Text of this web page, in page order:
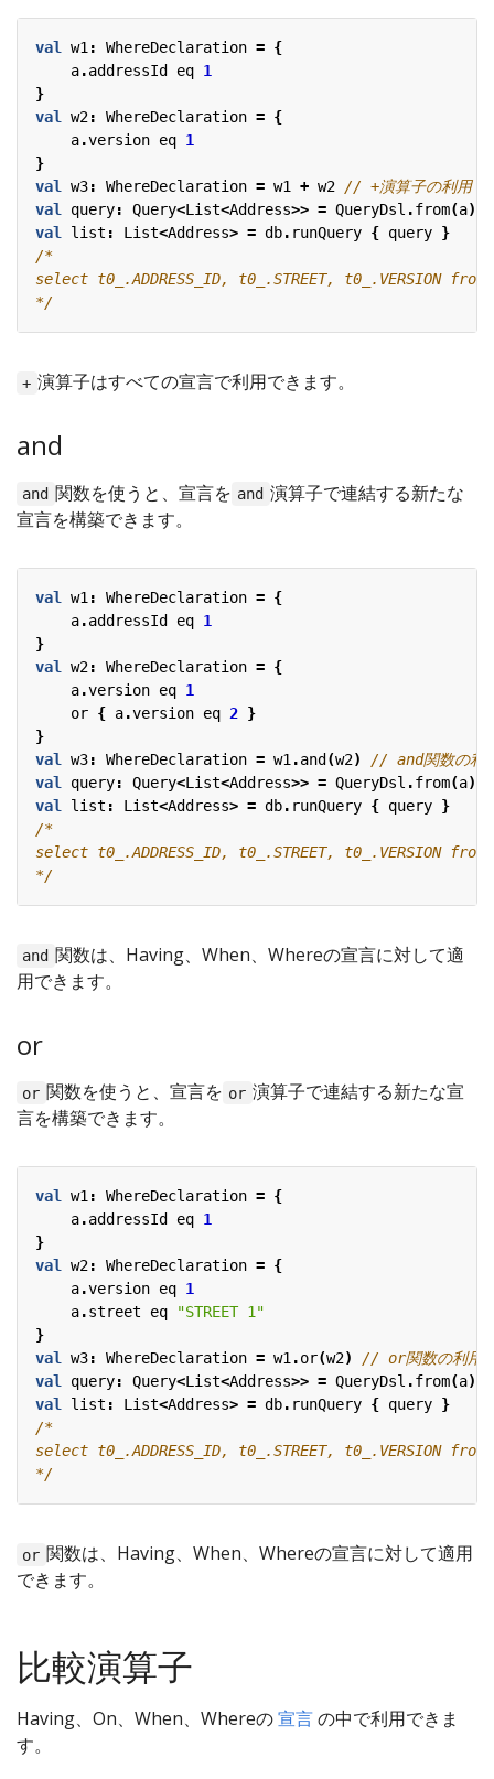
val w1: WhereDeclaration = {
a.addressId eq 1
}
val w2: WhereDeclaration = {
a.version eq 1
}
val w3: WhereDeclaration = w1 + w2
val query: Query<List<Address>> = QueryDsl .from(a).
val list : List<Address> = db. runQuery { query }
*/
+ 演算子はすべての宣言で利用できます。
and
and 関数を使うと、宣言を and 演算子で連結する新たな
宣言を構築できます。
val w1 : WhereDeclaration = {
a.addressId eq 1
}
val
w2: WhereDeclaration = {
a.version eq 1
or { a.version eq 2 }
}
val
w3: WhereDeclaration = w1 .and (w2)
val
query: Query<List<Address>> = QueryDsl .from(a).
val
list : List<Address> = db. runQuery { query }
*/
and 関数は、Having、When、Whereの宣言に対して適
用できます。
or
or 関数を使うと、宣言を or 演算子で連結する新たな宣
言を構築できます。
val w1: WhereDeclaration = {
a.addressId eq 1
}
val w2: WhereDeclaration = {
a.version eq 1
a.street eq
"STREET 1"
}
val w3: WhereDeclaration = w1.or(w2)
val query: Query<List<Address>> = QueryDsl .from(a).
val list : List<Address> = db. runQuery { query }
*/
or 関数は、Having、When、Whereの宣言に対して適用
できます。
比較演算子
Having、On、When、Whereの宣言の中で利用できま
す。